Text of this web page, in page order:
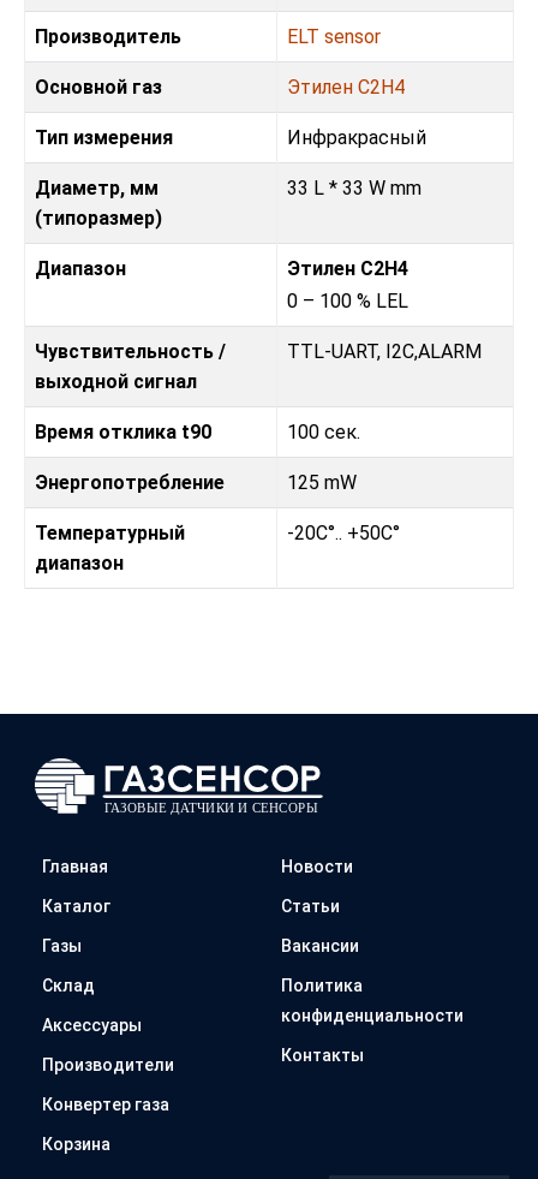
Производитель ELT sensor
Основной газ Этилен С2H4
Тип измерения Инфракрасный
Диаметр, мм
(типоразмер)
33 L * 33 W mm
Диапазон
Этилен С2H4
0 – 100 % LEL
Чувствительность /
выходной сигнал
TTL-UART, I2C,ALARM
Время отклика t90 100 сек.
Энергопотребление 125 mW
Температурный
диапазон
-20C°.. +50C°
Главная
Каталог
Газы
Склад
Аксессуары
Производители
Конвертер газа
Корзина
Новости
Статьи
Вакансии
Политика
конфиденциальности
Контакты